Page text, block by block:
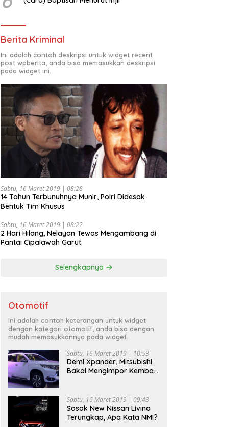
Berita Kriminal
Ini adalah contoh deskripsi untuk widget recent
post wpberita, anda bisa memasukkan deskripsi
pada widget ini.
Sabtu, 16 Maret 2019 | 08:28
14 Tahun Terbunuhnya Munir, Polri Didesak
Bentuk Tim Khusus
Sabtu, 16 Maret 2019 | 08:22
2 Hari Hilang, Nelayan Tewas Mengambang di
Pantai Cipalawah Garut
Selengkapnya
Otomotif
Ini adalah contoh keterangan untuk widget
dengan kategori otomotif, anda bisa dengan
mudah memasukkannya pada widget.
Sabtu, 16 Maret 2019 | 10:53
Demi Xpander, Mitsubishi
Bakal Mengimpor Kembali
Sabtu, 16 Maret 2019 | 09:43
Sosok New Nissan Livina
Terungkap, Apa Kata NMI?